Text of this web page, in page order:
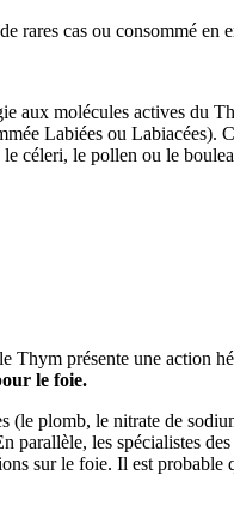
rares cas ou consommé en
aux molécules actives du
Labiées ou Labiacées).
céleri, le pollen ou le
Thym présente une action
le foie.
(le plomb, le nitrate de
parallèle, les spécialistes
sur le foie. Il est probable